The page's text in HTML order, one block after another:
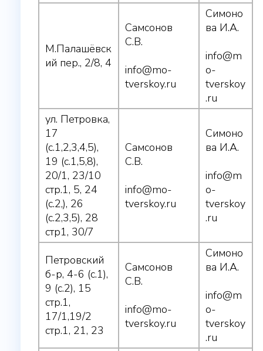
М.Палашёвск
ий пер., 2/8, 4
Самсонов
С.В.
info@mo-
tverskoy.ru
Симоно
ва И.А.
info@m
o-
tverskoy
.ru
ул. Петровка,
17
(с.1,2,3,4,5),
19 (с.1,5,8),
20/1, 23/10
стр.1, 5, 24
(с.2,), 26
(с.2,3,5), 28
стр1, 30/7
Самсонов
С.В.
info@mo-
tverskoy.ru
Симоно
ва И.А.
info@m
o-
tverskoy
.ru
Петровский
б-р, 4-6 (с.1),
9 (с.2), 15
стр.1,
17/1,19/2
стр.1, 21, 23
Самсонов
С.В.
info@mo-
tverskoy.ru
Симоно
ва И.А.
info@m
o-
tverskoy
.ru